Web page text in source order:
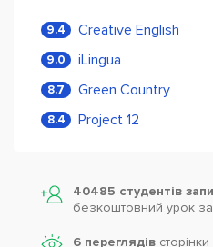
9.4 Creative English
9.0 iLingua
8.7 Green Country
8.4 Project 12
40485 студентів
безкоштовний урок
6 переглядів